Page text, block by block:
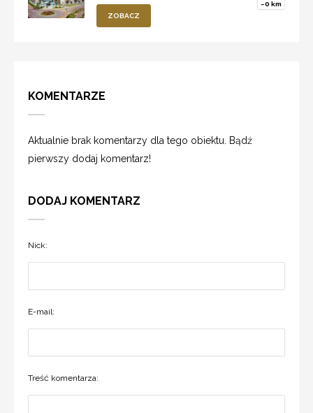
~0 km
ZOBACZ
KOMENTARZE
Aktualnie brak komentarzy dla tego obiektu. Bądź
pierwszy dodaj komentarz!
DODAJ KOMENTARZ
Nick:
E-mail:
Treść komentarza: